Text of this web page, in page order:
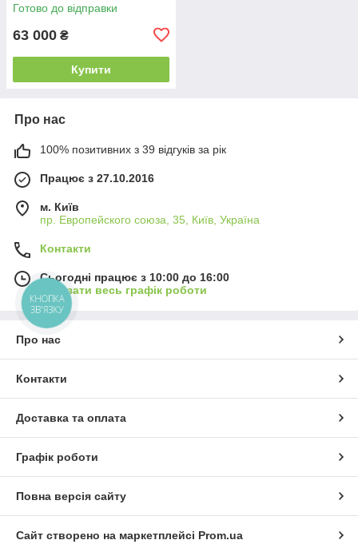
Готово до відправки
63 000 ₴
Купити
Про нас
100% позитивних з 39 відгуків за рік
Працює з 27.10.2016
м. Київ
пр. Европейского союза, 35, Київ, Україна
Контакти
Сьогодні працює з 10:00 до 16:00
Показати весь графік роботи
Про нас
Контакти
Доставка та оплата
Графік роботи
Повна версія сайту
Сайт створено на маркетплейсі Prom.ua
КНОПКА
ЗВ'ЯЗКУ